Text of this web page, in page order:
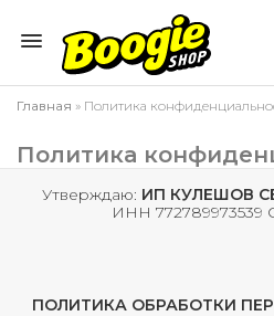
Главная » Политика
Политика
Утверждаю: ИП КУЛЕШОВ
ИНН 772789973539
ПОЛИТИКА ОБРАБОТКИ